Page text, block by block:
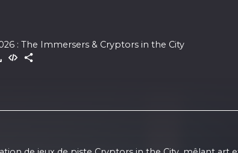
Museum Connections 2026 : The Immersers & Cryptors in the City